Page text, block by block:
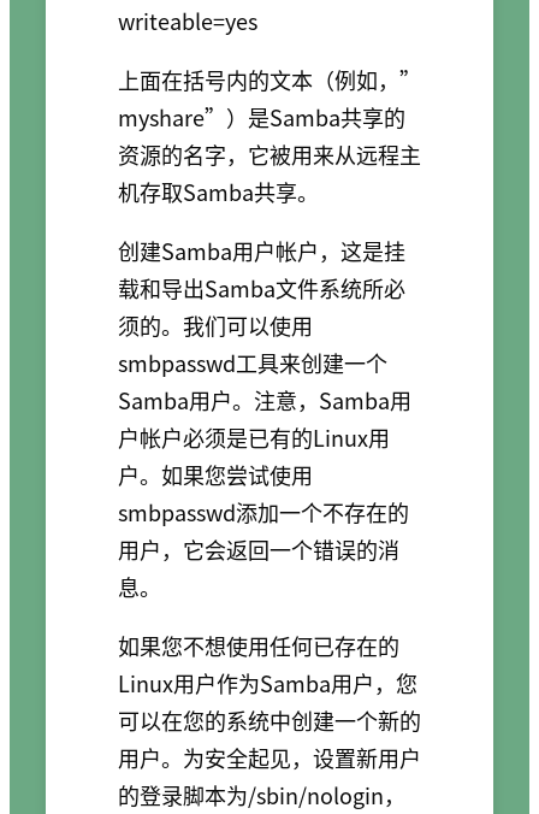
上面在括号内的文本（例如，”
myshare”）是Samba共享的
资源的名字，它被用来从远程主
机存取Samba共享。
创建Samba用户帐户，这是挂
载和导出Samba文件系统所必
须的。我们可以使用
smbpasswd工具来创建一个
Samba用户。注意，Samba用
户帐户必须是已有的Linux用
户。如果您尝试使用
smbpasswd添加一个不存在的
用户，它会返回一个错误的消
息。
如果您不想使用任何已存在的
Linux用户作为Samba用户，您
可以在您的系统中创建一个新的
用户。为安全起见，设置新用户
的登录脚本为/sbin/nologin，